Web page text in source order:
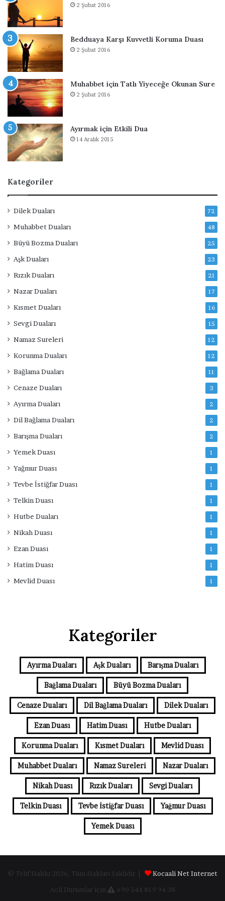
İ
ç
i
n
D
u
a
2 Şubat 2016
Bedduaya Karşı Kuvvetli Koruma Duası
2 Şubat 2016
Muhabbet için Tatlı Yiyeceğe Okunan Sure
2 Şubat 2016
Ayırmak için Etkili Dua
14 Aralık 2015
Kategoriler
Dilek Duaları 72
Muhabbet Duaları 48
Büyü Bozma Duaları 25
Aşk Duaları 23
Rızık Duaları 21
Nazar Duaları 17
Kısmet Duaları 16
Sevgi Duaları 15
Namaz Sureleri 12
Korunma Duaları 12
Bağlama Duaları 11
Cenaze Duaları 3
Ayırma Duaları 2
Dil Bağlama Duaları 2
Barışma Duaları 2
Yemek Duası 1
Yağmur Duası 1
Tevbe İstiğfar Duası 1
Telkin Duası 1
Hutbe Duaları 1
Nikah Duası 1
Ezan Duası 1
Hatim Duası 1
Mevlid Duası 1
Kategoriler
Ayırma Duaları Aşk Duaları Barışma Duaları
Bağlama Duaları Büyü Bozma Duaları
Cenaze Duaları Dil Bağlama Duaları Dilek Duaları
Ezan Duası Hatim Duası Hutbe Duaları
Korunma Duaları Kısmet Duaları Mevlid Duası
Muhabbet Duaları Namaz Sureleri Nazar Duaları
Nikah Duası Rızık Duaları Sevgi Duaları
Telkin Duası Tevbe İstiğfar Duası Yağmur Duası
Yemek Duası
© Telif Hakkı 2026, Tüm Hakları Saklıdır |
Kocaali Net Internet
Acil Durumlar için
+90 544 819 94 38